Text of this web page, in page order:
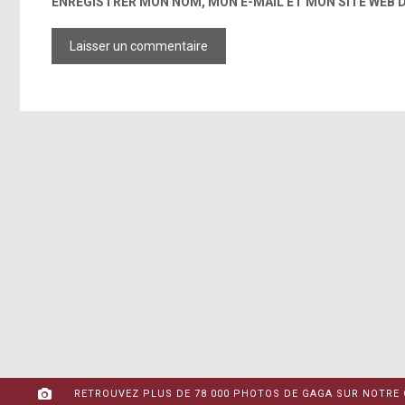
RETROUVEZ PLUS DE 78 000 PHOTOS DE GAGA SUR NOTRE